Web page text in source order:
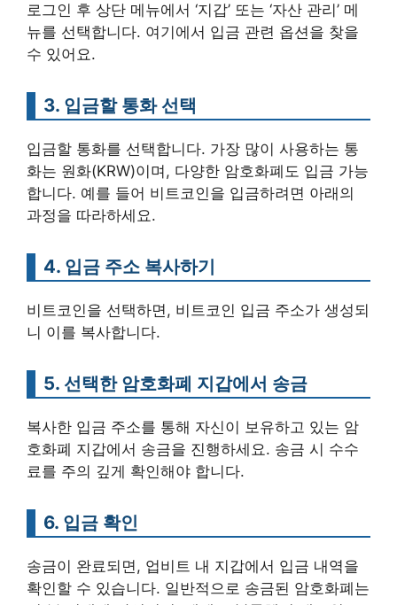
로그인 후 상단 메뉴에서 ‘지갑’ 또는 ‘자산 관리’ 메
뉴를 선택합니다. 여기에서 입금 관련 옵션을 찾을
수 있어요.
3. 입금할 통화 선택
입금할 통화를 선택합니다. 가장 많이 사용하는 통
화는 원화(KRW)이며, 다양한 암호화폐도 입금 가능
합니다. 예를 들어 비트코인을 입금하려면 아래의
과정을 따라하세요.
4. 입금 주소 복사하기
비트코인을 선택하면, 비트코인 입금 주소가 생성되
니 이를 복사합니다.
5. 선택한 암호화폐 지갑에서 송금
복사한 입금 주소를 통해 자신이 보유하고 있는 암
호화폐 지갑에서 송금을 진행하세요. 송금 시 수수
료를 주의 깊게 확인해야 합니다.
6. 입금 확인
송금이 완료되면, 업비트 내 지갑에서 입금 내역을
확인할 수 있습니다. 일반적으로 송금된 암호화폐는